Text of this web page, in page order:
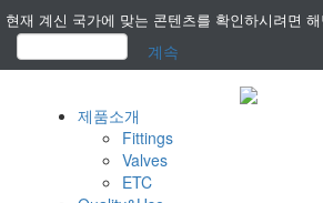
현재 계신 국가에 맞는 콘텐츠를 확인하시려면
계속
제품소개
Fittings
Valves
ETC